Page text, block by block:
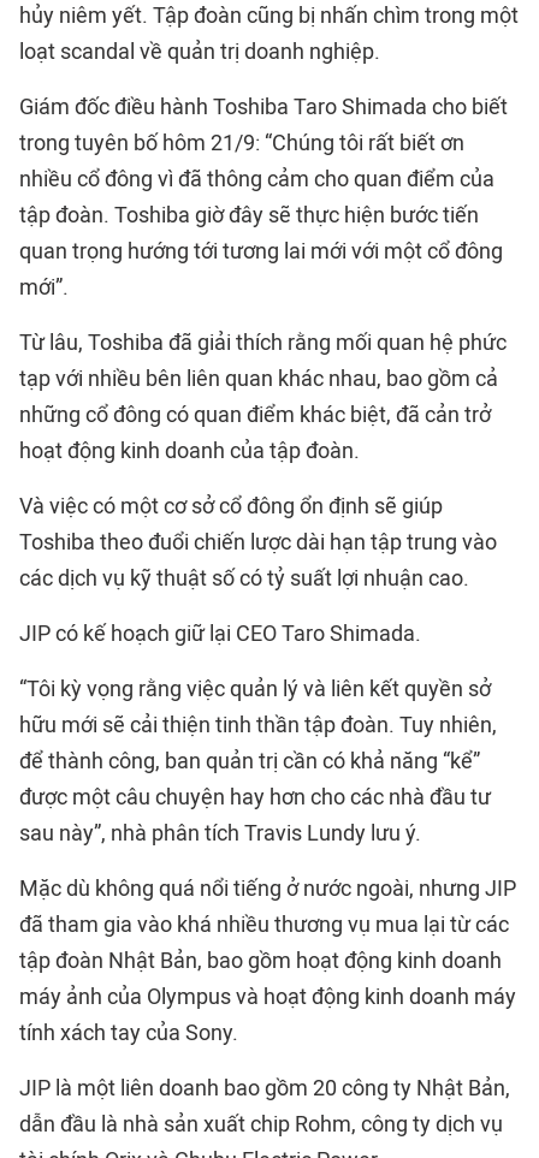
hủy niêm yết. Tập đoàn cũng bị nhấn chìm trong một
loạt scandal về quản trị doanh nghiệp.
Giám đốc điều hành Toshiba Taro Shimada cho biết
trong tuyên bố hôm 21/9: “Chúng tôi rất biết ơn
nhiều cổ đông vì đã thông cảm cho quan điểm của
tập đoàn. Toshiba giờ đây sẽ thực hiện bước tiến
quan trọng hướng tới tương lai mới với một cổ đông
mới”.
Từ lâu, Toshiba đã giải thích rằng mối quan hệ phức
tạp với nhiều bên liên quan khác nhau, bao gồm cả
những cổ đông có quan điểm khác biệt, đã cản trở
hoạt động kinh doanh của tập đoàn.
Và việc có một cơ sở cổ đông ổn định sẽ giúp
Toshiba theo đuổi chiến lược dài hạn tập trung vào
các dịch vụ kỹ thuật số có tỷ suất lợi nhuận cao.
JIP có kế hoạch giữ lại CEO Taro Shimada.
“Tôi kỳ vọng rằng việc quản lý và liên kết quyền sở
hữu mới sẽ cải thiện tinh thần tập đoàn. Tuy nhiên,
để thành công, ban quản trị cần có khả năng “kể”
được một câu chuyện hay hơn cho các nhà đầu tư
sau này”, nhà phân tích Travis Lundy lưu ý.
Mặc dù không quá nổi tiếng ở nước ngoài, nhưng JIP
đã tham gia vào khá nhiều thương vụ mua lại từ các
tập đoàn Nhật Bản, bao gồm hoạt động kinh doanh
máy ảnh của Olympus và hoạt động kinh doanh máy
tính xách tay của Sony.
JIP là một liên doanh bao gồm 20 công ty Nhật Bản,
dẫn đầu là nhà sản xuất chip Rohm, công ty dịch vụ